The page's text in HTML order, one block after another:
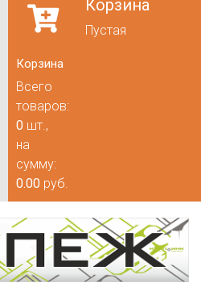
Корзина
Пустая
Корзина
Всего
товаров:
0 шт.,
на
сумму:
0.00 руб.